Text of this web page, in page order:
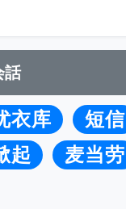
話
衣库 短信
起 麦当劳